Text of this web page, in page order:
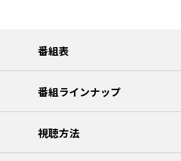
番組表
番組ラインナップ
視聴方法